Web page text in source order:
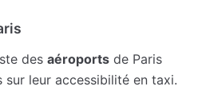
desaéroports de Paris
leur accessibilité en taxi.